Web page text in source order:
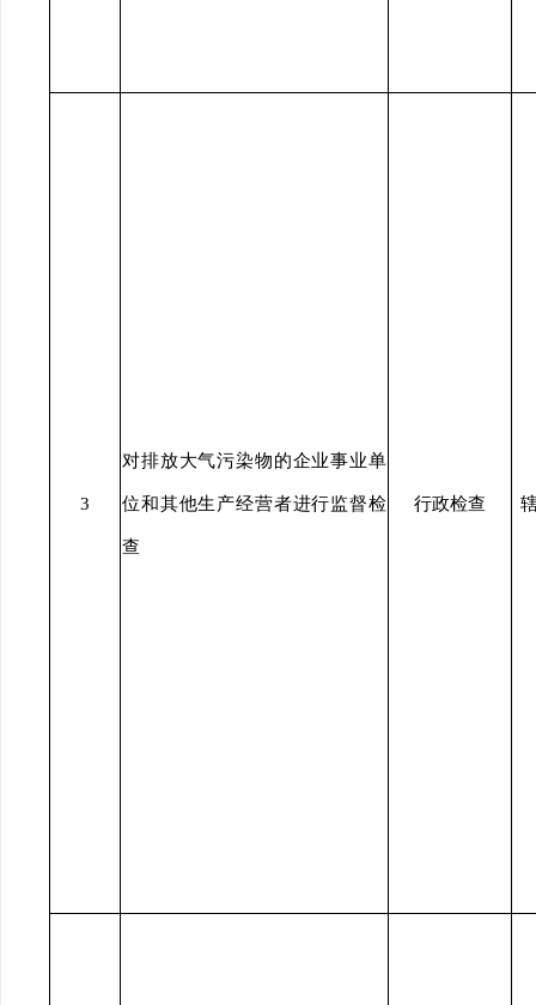
3
对排放大气污染物的企业事业单
位和其他生产经营者进行监督检
查
行政检查